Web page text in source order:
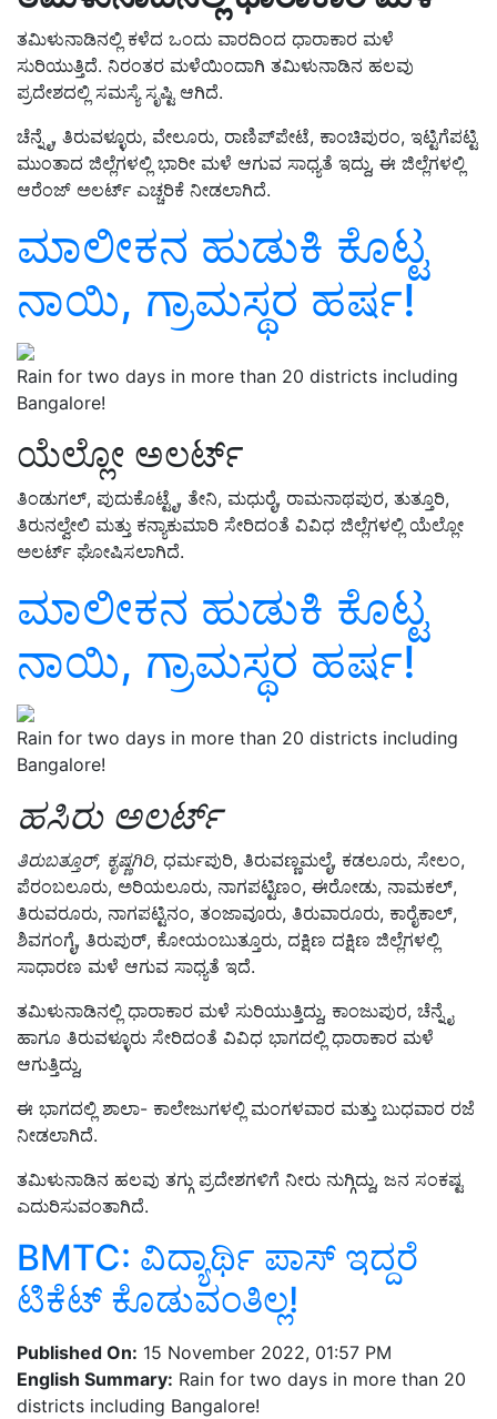
ತಮಿಳುನಾಡಿನಲ್ಲಿ ಕಳೆದ ಒಂದು ವಾರದಿಂದ ಧಾರಾಕಾರ ಮಳೆ
ಸುರಿಯುತ್ತಿದೆ. ನಿರಂತರ ಮಳೆಯಿಂದಾಗಿ ತಮಿಳುನಾಡಿನ ಹಲವು
ಪ್ರದೇಶದಲ್ಲಿ ಸಮಸ್ಯೆ ಸೃಷ್ಟಿ ಆಗಿದೆ.
ಚೆನ್ನೈ, ತಿರುವಳ್ಳೂರು, ವೇಲೂರು, ರಾಣಿಪ್‌ಪೇಟೆ, ಕಾಂಚಿಪುರಂ, ಇಟ್ಟಿಗೆಪಟ್ಟಿ
ಮುಂತಾದ ಜಿಲ್ಲೆಗಳಲ್ಲಿ ಭಾರೀ ಮಳೆ ಆಗುವ ಸಾಧ್ಯತೆ ಇದ್ದು, ಈ ಜಿಲ್ಲೆಗಳಲ್ಲಿ
ಆರೆಂಜ್‌ ಅಲರ್ಟ್ ಎಚ್ಚರಿಕೆ ನೀಡಲಾಗಿದೆ.
ಮಾಲೀಕನ ಹುಡುಕಿ ಕೊಟ್ಟ
ನಾಯಿ, ಗ್ರಾಮಸ್ಥರ ಹರ್ಷ!
Rain for two days in more than 20 districts including
Bangalore!
ಯೆಲ್ಲೋ ಅಲರ್ಟ್‌
ತಿಂಡುಗಲ್, ಪುದುಕೊಟ್ಟೈ, ತೇನಿ, ಮಧುರೈ, ರಾಮನಾಥಪುರ, ತುತ್ತೂರಿ,
ತಿರುನಲ್ವೇಲಿ ಮತ್ತು ಕನ್ಯಾಕುಮಾರಿ ಸೇರಿದಂತೆ ವಿವಿಧ ಜಿಲ್ಲೆಗಳಲ್ಲಿ ಯೆಲ್ಲೋ
ಅಲರ್ಟ್‌ ಘೋಷಿಸಲಾಗಿದೆ.
ಮಾಲೀಕನ ಹುಡುಕಿ ಕೊಟ್ಟ
ನಾಯಿ, ಗ್ರಾಮಸ್ಥರ ಹರ್ಷ!
Rain for two days in more than 20 districts including
Bangalore!
ಹಸಿರು ಅಲರ್ಟ್‌
ತಿರುಬತ್ತೂರ್, ಕೃಷ್ಣಗಿರಿ, ಧರ್ಮಪುರಿ, ತಿರುವಣ್ಣಮಲೈ, ಕಡಲೂರು, ಸೇಲಂ,
ಪೆರಂಬಲೂರು, ಅರಿಯಲೂರು, ನಾಗಪಟ್ಟಿಣಂ, ಈರೋಡು, ನಾಮಕಲ್,
ತಿರುವರೂರು, ನಾಗಪಟ್ಟಿನಂ, ತಂಜಾವೂರು, ತಿರುವಾರೂರು, ಕಾರೈಕಾಲ್,
ಶಿವಗಂಗೈ, ತಿರುಪುರ್, ಕೋಯಂಬುತ್ತೂರು, ದಕ್ಷಿಣ ದಕ್ಷಿಣ ಜಿಲ್ಲೆಗಳಲ್ಲಿ
ಸಾಧಾರಣ ಮಳೆ ಆಗುವ ಸಾಧ್ಯತೆ ಇದೆ.
ತಮಿಳುನಾಡಿನಲ್ಲಿ ಧಾರಾಕಾರ ಮಳೆ ಸುರಿಯುತ್ತಿದ್ದು, ಕಾಂಜುಪುರ, ಚೆನ್ನೈ
ಹಾಗೂ ತಿರುವಳ್ಳೂರು ಸೇರಿದಂತೆ ವಿವಿಧ ಭಾಗದಲ್ಲಿ ಧಾರಾಕಾರ ಮಳೆ
ಆಗುತ್ತಿದ್ದು,
ಈ ಭಾಗದಲ್ಲಿ ಶಾಲಾ- ಕಾಲೇಜುಗಳಲ್ಲಿ ಮಂಗಳವಾರ ಮತ್ತು ಬುಧವಾರ ರಜೆ
ನೀಡಲಾಗಿದೆ.
ತಮಿಳುನಾಡಿನ ಹಲವು ತಗ್ಗು ಪ್ರದೇಶಗಳಿಗೆ ನೀರು ನುಗ್ಗಿದ್ದು, ಜನ ಸಂಕಷ್ಟ
ಎದುರಿಸುವಂತಾಗಿದೆ.
BMTC: ವಿದ್ಯಾರ್ಥಿ ಪಾಸ್‌ ಇದ್ದರೆ
ಟಿಕೆಟ್‌ ಕೊಡುವಂತಿಲ್ಲ!
Published On: 15 November 2022, 01:57 PM
English Summary: Rain for two days in more than 20
districts including Bangalore!